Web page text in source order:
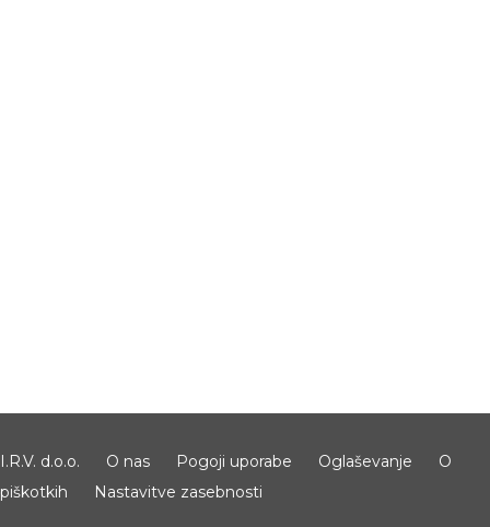
I.R.V. d.o.o. O nas Pogoji uporabe Oglaševanje
O
piškotkih
Nastavitve zasebnosti